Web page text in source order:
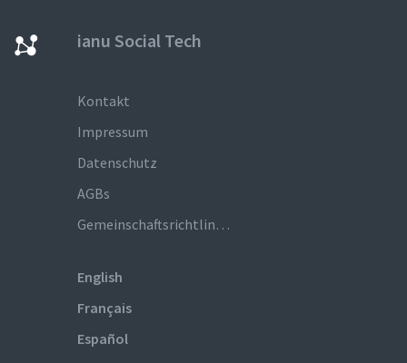
ianu Social Tech
Kontakt
Impressum
Datenschutz
AGBs
Gemeinschaftsrichtlinien
English
Français
Español